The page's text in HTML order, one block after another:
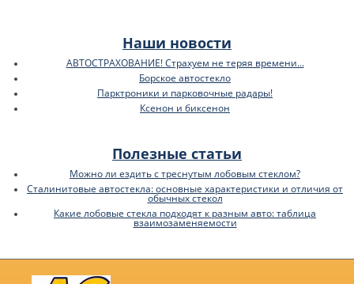
Наши новости
АВТОСТРАХОВАНИЕ! Страхуем не теряя времени...
Борское автостекло
Парктроники и парковочные радары!
Ксенон и биксенон
Полезные статьи
Можно ли ездить с треснутым лобовым стеклом?
Сталинитовые автостекла: основные характеристики и отличия от
обычных стекол
Какие лобовые стекла подходят к разным авто: таблица
взаимозаменяемости